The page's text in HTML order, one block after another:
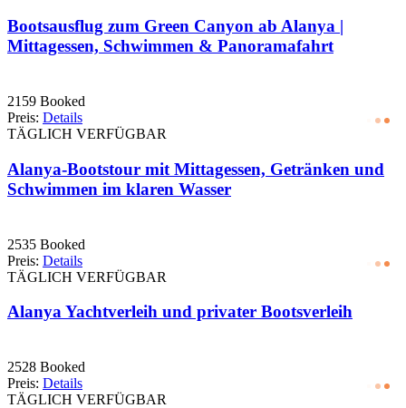
Bootsausflug zum Green Canyon ab Alanya |
Mittagessen, Schwimmen & Panoramafahrt
2159 Booked
Preis: Details
TÄGLICH VERFÜGBAR
Alanya-Bootstour mit Mittagessen, Getränken und
Schwimmen im klaren Wasser
2535 Booked
Preis: Details
TÄGLICH VERFÜGBAR
Alanya Yachtverleih und privater Bootsverleih
2528 Booked
Preis: Details
TÄGLICH VERFÜGBAR